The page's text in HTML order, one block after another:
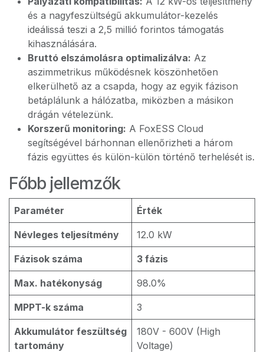
és a nagyfeszültségű akkumulátor-kezelés
ideálissá teszi a 2,5 millió forintos támogatás
kihasználására.
Bruttó elszámolásra optimalizálva: Az
aszimmetrikus működésnek köszönhetően
elkerülhető az a csapda, hogy az egyik fázison
betáplálunk a hálózatba, miközben a másikon
drágán vételezünk.
Korszerű monitoring: A FoxESS Cloud
segítségével bárhonnan ellenőrizheti a három
fázis együttes és külön-külön történő terhelését is.
Főbb jellemzők
Paraméter Érték
Névleges teljesítmény 12.0 kW
Fázisok száma 3 fázis
Max. hatékonyság 98.0%
MPPT-k száma 3
Akkumulátor feszültség
tartomány
180V - 600V (High
Voltage)